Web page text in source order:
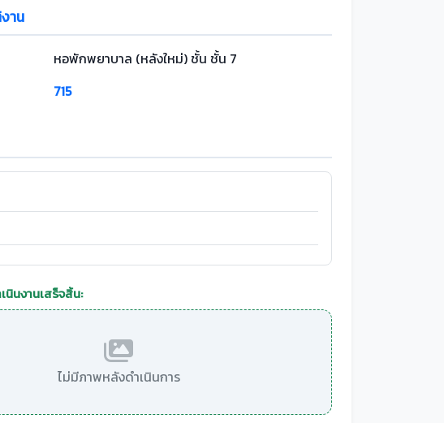
าน
หอพักพยาบาล (หลังใหม่) ชั้น ชั้น 7
715
นงานเสร็จสิ้น:
ไม่มีภาพหลังดำเนินการ